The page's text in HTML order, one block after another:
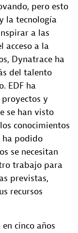
pero esto
la tecnología
a las
acceso a la
Dynatrace ha
del talento
EDF ha
y
se han visto
conocimientos
ha podido
se necesitan
trabajo para
previstas,
recursos
cinco años